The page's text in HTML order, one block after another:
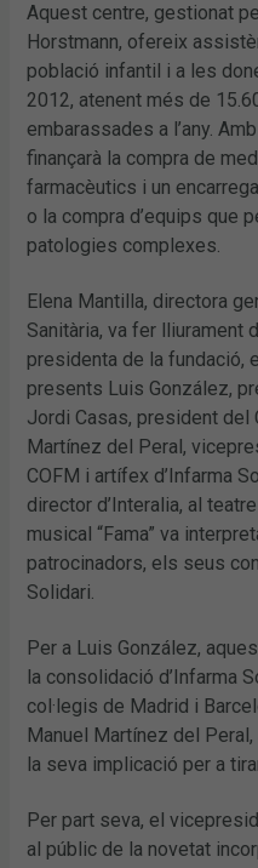
Aquest centre, gestionat
Horstmann, ofereix
població infantil i a les
2012, atenent més de
embarassades a l’any.
finançarà la compra de
farmacèutics i un
o la compra d’equips que
patologies complexes.
Elena Mantilla, directora
Sanitària, va fer lliurament
presidenta de la fundació,
presents Luis González,
Jordi Casas, president del
Martínez del Peral,
COFM i artífex d’Infarma
director d’Interalia, al
musical “Fama” va
patrocinadors, els seus
Solidari.
Per a Luis González,
la consolidació d’Infarma
col·legis de Madrid i
Manuel Martínez del
la seva implicació per a
Per part seva, el
al públic de la novetat